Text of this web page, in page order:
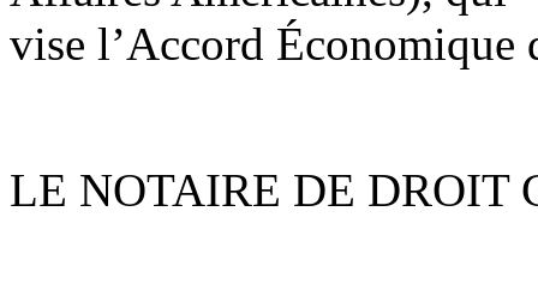
vise l’Accord Économique
LE NOTAIRE DE DROIT